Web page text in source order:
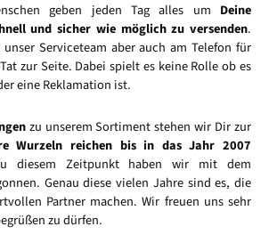
geben jeden Tag alles um Deine
und sicher wie möglich zu versenden.
Serviceteam aber auch am Telefon für
zur Seite. Dabei spielt es keine Rolle ob es
eine Reklamation ist.
zu unserem Sortiment stehen wir Dir zur
Wurzeln reichen bis in das Jahr 2007
diesem Zeitpunkt haben wir mit dem
Genau diese vielen Jahre sind es, die
Partner machen. Wir freuen uns sehr
zu dürfen.